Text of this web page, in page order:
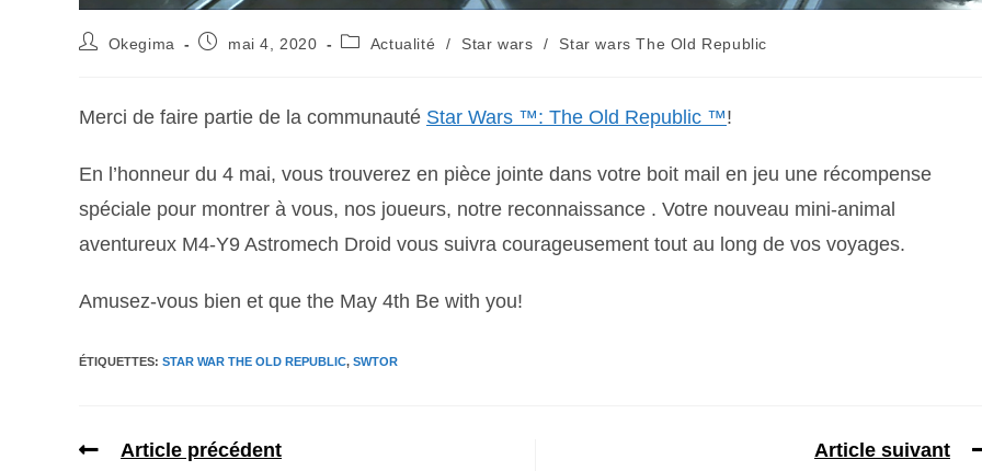
Okegima mai 4, 2020 Actualité / Star wars / Star wars The Old Republic
Merci de faire partie de la communauté Star Wars ™: The Old Republic ™!
En l’honneur du 4 mai, vous trouverez en pièce jointe dans votre boit mail en jeu une récompense
spéciale pour montrer à vous, nos joueurs, notre reconnaissance . Votre nouveau mini-animal
aventureux M4-Y9 Astromech Droid vous suivra courageusement tout au long de vos voyages.
Amusez-vous bien et que the May 4th Be with you!
ÉTIQUETTES: STAR WAR THE OLD REPUBLIC, SWTOR
Article précédent Article suivant